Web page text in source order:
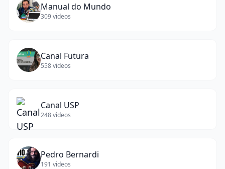
Manual do Mundo
309videos
Canal Futura
558videos
Canal USP
248videos
Pedro Bernardi
191 videos